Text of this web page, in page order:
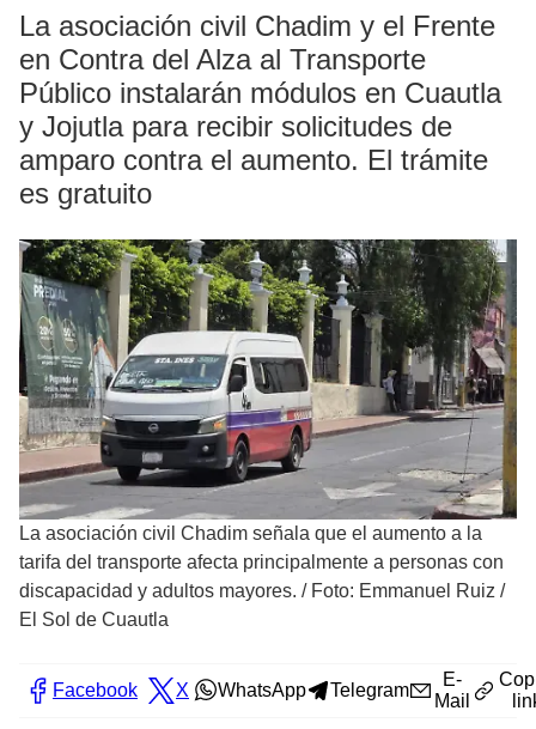
La asociación civil Chadim y el Frente
en Contra del Alza al Transporte
Público instalarán módulos en Cuautla
y Jojutla para recibir solicitudes de
amparo contra el aumento. El trámite
es gratuito
La asociación civil Chadim señala que el aumento a la
tarifa del transporte afecta principalmente a personas con
discapacidad y adultos mayores. / Foto: Emmanuel Ruiz /
El Sol de Cuautla
Facebook X WhatsApp Telegram
E-
Mail